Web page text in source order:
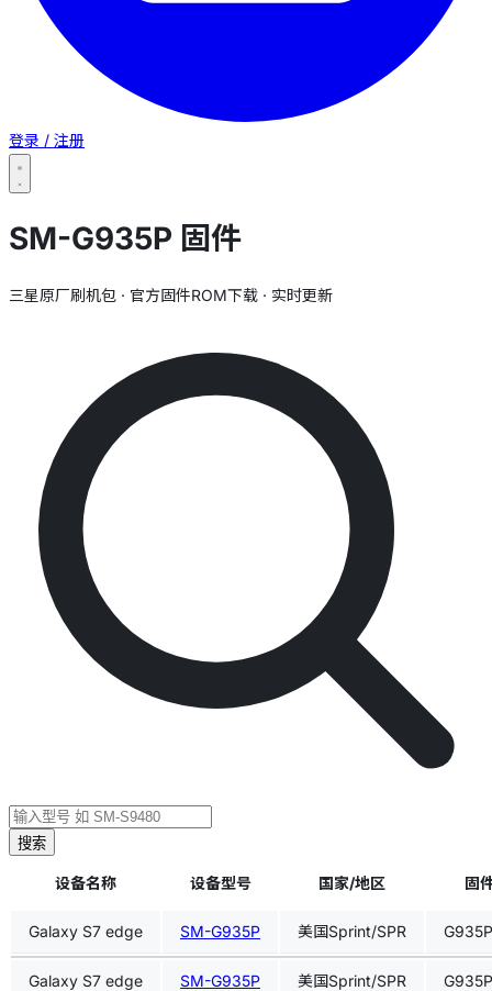
登录 / 注册
SM-G935P 固件
三星原厂刷机包 · 官方固件ROM下载 · 实时更新
搜索
设备名称 设备型号 国家/地区 固
Galaxy S7 edge SM-G935P 美国Sprint/SPR
Galaxy S7 edge SM-G935P 美国Sprint/SPR